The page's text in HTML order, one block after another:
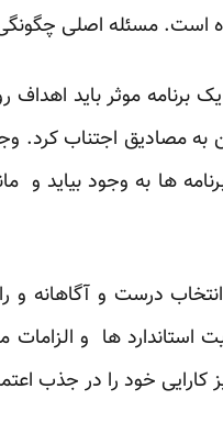
است. مسئله اصلی
برنامه موثر باید
به مصادیق اجتناب
برنامه ها به وجود بیاید
انتخاب درست و آگاهانه
استاندارد ها و
نیز کارایی خود را در